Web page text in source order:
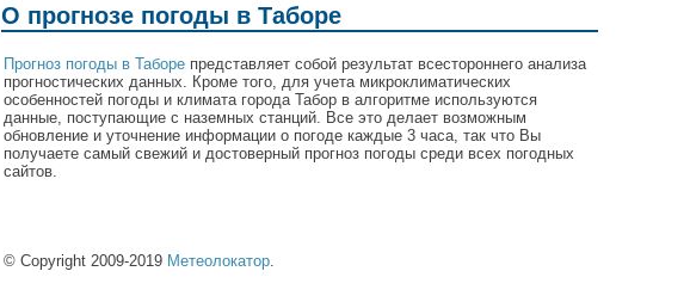
О прогнозе погоды в Таборе
Прогноз погоды в Таборе представляет собой результат всестороннего анализа
прогностических данных. Кроме того, для учета микроклиматических
особенностей погоды и климата города Табор в алгоритме используются
данные, поступающие с наземных станций. Все это делает возможным
обновление и уточнение информации о погоде каждые 3 часа, так что Вы
получаете самый свежий и достоверный прогноз погоды среди всех погодных
сайтов.
© Copyright 2009-2019 Метеолокатор